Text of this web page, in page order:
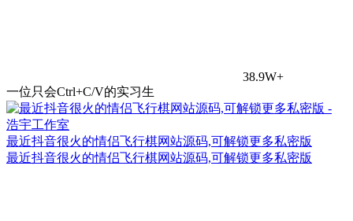
38.9W+
一位只会Ctrl+C/V的实习生
最近抖音很火的情侣飞行棋网站源码,可解锁更多私密版
最近抖音很火的情侣飞行棋网站源码,可解锁更多私密版